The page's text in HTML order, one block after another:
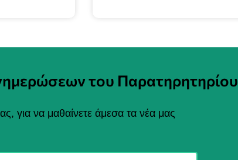
του Παρατηρητηρίου
για να μαθαίνετε άμεσα τα νέα μας